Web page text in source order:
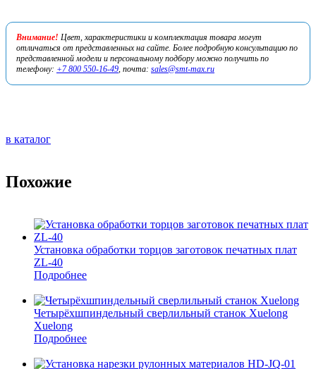
Внимание! Цвет, характеристики и комплектация товара могут
отличаться от представленных на сайте. Более подробную консультацию по
представленной модели и персональному подбору можно получить по
телефону: +7 800 550-16-49, почта: sales@smt-max.ru
в каталог
Похожие
Установка обработки торцов заготовок печатных плат
ZL-40
Подробнее
Четырёхшпиндельный сверлильный станок Xuelong
Xuelong
Подробнее